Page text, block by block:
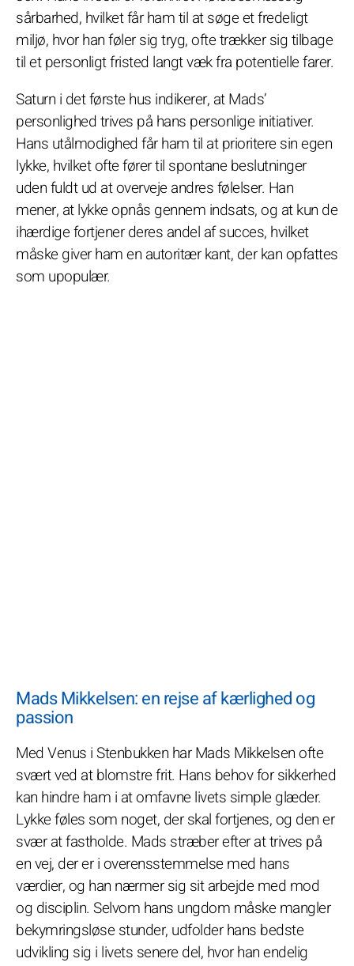
sårbarhed, hvilket får ham til at søge et fredeligt
miljø, hvor han føler sig tryg, ofte trækker sig tilbage
til et personligt fristed langt væk fra potentielle farer.
Saturn i det første hus indikerer, at Mads’
personlighed trives på hans personlige initiativer.
Hans utålmodighed får ham til at prioritere sin egen
lykke, hvilket ofte fører til spontane beslutninger
uden fuldt ud at overveje andres følelser. Han
mener, at lykke opnås gennem indsats, og at kun de
ihærdige fortjener deres andel af succes, hvilket
måske giver ham en autoritær kant, der kan opfattes
som upopulær.
Mads Mikkelsen: en rejse af kærlighed og
passion
Med Venus i Stenbukken har Mads Mikkelsen ofte
svært ved at blomstre frit. Hans behov for sikkerhed
kan hindre ham i at omfavne livets simple glæder.
Lykke føles som noget, der skal fortjenes, og den er
svær at fastholde. Mads stræber efter at trives på
en vej, der er i overensstemmelse med hans
værdier, og han nærmer sig sit arbejde med mod
og disciplin. Selvom hans ungdom måske mangler
bekymringsløse stunder, udfolder hans bedste
udvikling sig i livets senere del, hvor han endelig